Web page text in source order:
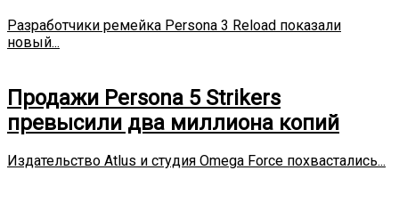
Разработчики ремейка Persona 3 Reload показали
новый...
Продажи Persona 5 Strikers
превысили два миллиона копий
Издательство Atlus и студия Omega Force похвастались...